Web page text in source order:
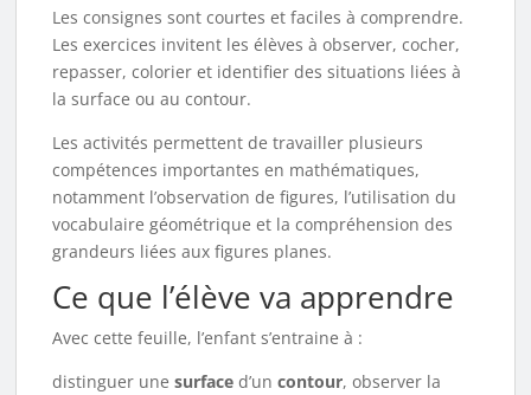
Les consignes sont courtes et faciles à comprendre.
Les exercices invitent les élèves à observer, cocher,
repasser, colorier et identifier des situations liées à
la surface ou au contour.
Les activités permettent de travailler plusieurs
compétences importantes en mathématiques,
notamment l’observation de figures, l’utilisation du
vocabulaire géométrique et la compréhension des
grandeurs liées aux figures planes.
Ce que l’élève va apprendre
Avec cette feuille, l’enfant s’entraine à :
distinguer unesurface d’uncontour, observer la